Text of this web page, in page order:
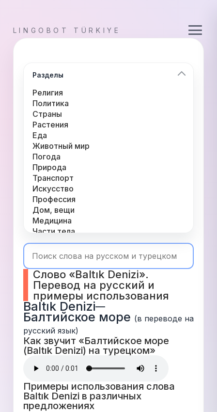
LINGOBOT TÜRKIYE
Разделы
Религия
Политика
Страны
Растения
Еда
Животный мир
Погода
Природа
Транспорт
Искусство
Профессия
Дом, вещи
Медицина
Части тела
Одежда
Время
Числа
Глаголы
Служебные
Существительные
Прилагательные
Слово «Baltık Denizi».
Перевод на русский и
примеры использования
Baltık Denizi—
Балтийское море (в переводе на
русский язык)
Как звучит «Балтийское море
(Baltık Denizi) на турецком»
Примеры использования слова
Baltık Denizi в различных
предложениях